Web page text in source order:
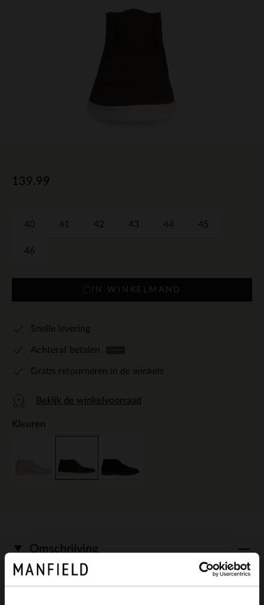
139.99
40 41 42 43 44 45
46
IN WINKELMAND
Snelle levering
Achteraf betalen
Gratis retourneren in de winkels
Bekijk de winkelvoorraad
Kleuren
Omschrijving